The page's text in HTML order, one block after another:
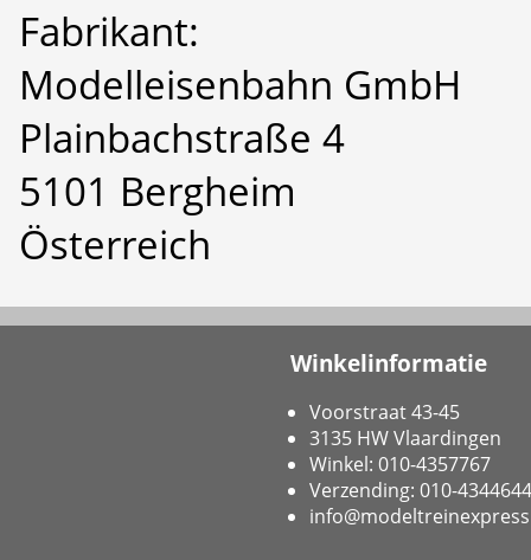
Fabrikant:
Modelleisenbahn GmbH
Plainbachstraße 4
5101 Bergheim
Österreich
Winkelinformatie
Voorstraat 43-45
3135 HW Vlaardingen
Winkel: 010-4357767
Verzending: 010-4344644